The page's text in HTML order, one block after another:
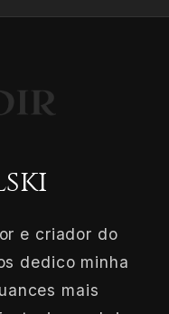
e criador do
dedico minha
mais